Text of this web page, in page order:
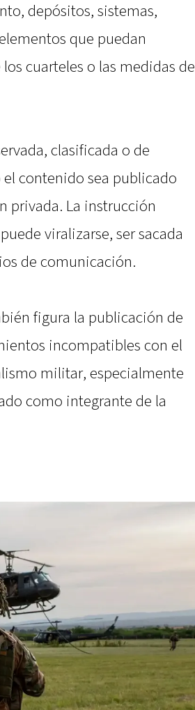
depósitos, sistemas,
que puedan
cuarteles o las medidas de
clasificada o de
contenido sea publicado
privada. La instrucción
viralizarse, ser sacada
de comunicación.
figura la publicación de
incompatibles con el
militar, especialmente
como integrante de la